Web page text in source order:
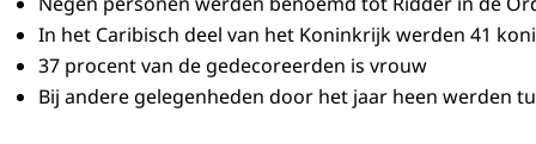
In het Caribisch deel van het Koninkrijk werden 41
37 procent van de gedecoreerden is vrouw
Bij andere gelegenheden door het jaar heen werden